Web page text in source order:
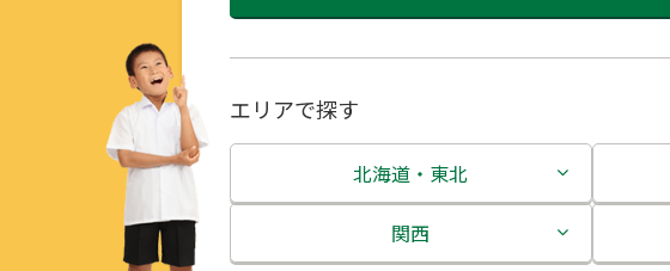
エリアで探す
北海道・東北
北海道
関西